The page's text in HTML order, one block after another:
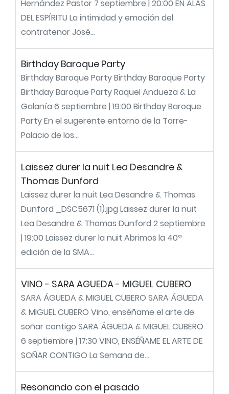
Hernández Pastor 7 septiembre | 20:00 EN ALAS
DEL ESPÍRITU La intimidad y emoción del
contratenor José...
Birthday Baroque Party
Birthday Baroque Party Birthday Baroque Party
Birthday Baroque Party Raquel Andueza & La
Galanía 6 septiembre | 19:00 Birthday Baroque
Party En el sugerente entorno de la Torre-
Palacio de los...
Laissez durer la nuit Lea Desandre &
Thomas Dunford
Laissez durer la nuit Lea Desandre & Thomas
Dunford _DSC5671 (1).jpg Laissez durer la nuit
Lea Desandre & Thomas Dunford 2 septiembre
| 19:00 Laissez durer la nuit Abrimos la 40ª
edición de la SMA...
VINO - SARA AGUEDA - MIGUEL CUBERO
SARA ÁGUEDA & MIGUEL CUBERO SARA ÁGUEDA
& MIGUEL CUBERO Vino, enséñame el arte de
soñar contigo SARA ÁGUEDA & MIGUEL CUBERO
6 septiembre | 17:30 VINO, ENSÉÑAME EL ARTE DE
SOÑAR CONTIGO La Semana de...
Resonando con el pasado